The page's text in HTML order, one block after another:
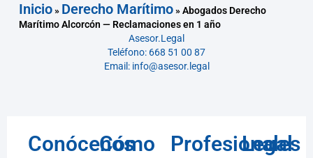
Inicio» Derecho Marítimo»Abogados Derecho
Marítimo Alcorcón — Reclamaciones en 1 año
Asesor.Legal
Teléfono: 668 51 00 87
Email: info@asesor.legal
Conócenos
Cómo
Profesionales
Legal